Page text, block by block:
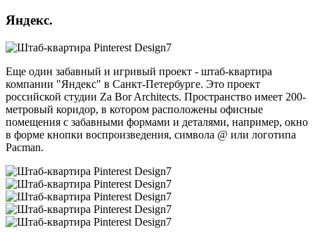
Яндекс.
Еще один забавный и игривый проект - штаб-квартира
компании "Яндекс" в Санкт-Петербурге. Это проект
российской студии Za Bor Architects. Пространство имеет 200-
метровый коридор, в котором расположены офисные
помещения с забавными формами и деталями, например, окно
в форме кнопки воспроизведения, символа @ или логотипа
Pacman.